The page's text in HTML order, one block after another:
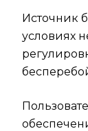
Источник
условиях